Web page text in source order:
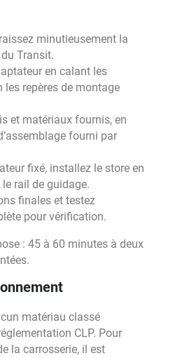
minutieusement la
Transit.
en calant les
les repères de montage
et matériaux fournis, en
fourni par
fixé, installez le store en
rail de guidage.
finales et testez
pour vérification.
: 45 à 60 minutes à deux
matériau classé
CLP. Pour
la carrosserie, il est